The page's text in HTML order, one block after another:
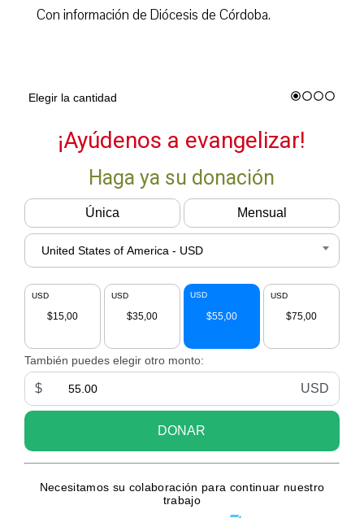
Con información de Diócesis de Córdoba.